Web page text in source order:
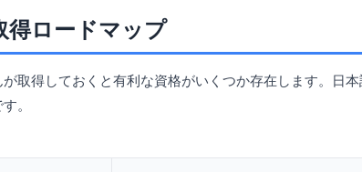
得ロードマップ
取得しておくと有利な資格がいくつか存在します。日
。